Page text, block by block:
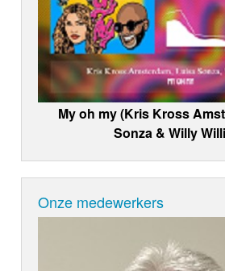
My oh my (Kris Kross
Sonza & Willy
Onze medewerkers